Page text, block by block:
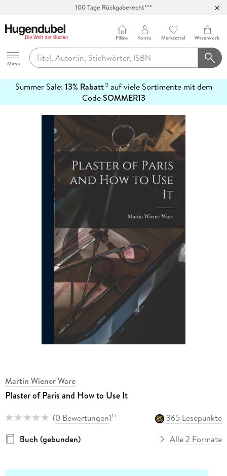
100 Tage Rückgaberecht***
Hugendubel
Menu
Filiale Konto Merkzettel Warenkorb
Summer Sale: 13% Rabatt12auf viele Sortimente mit dem
CodeSOMMER13
erfahren
Martin Wiener Ware
Plaster of Paris and How to Use It
(0 Bewertungen)15
365 Lesepunkte
Buch (gebunden)
Alle 2 Formate